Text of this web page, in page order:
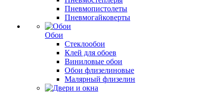
Пневмопистолеты
Пневмогайковерты
Обои
Стеклообои
Клей для обоев
Виниловые обои
Обои флизелиновые
Малярный флизелин